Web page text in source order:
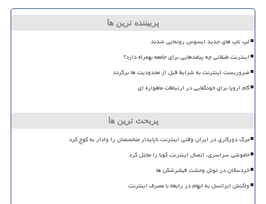
پربیننده ترین ها
لپ تاپ های جدید ایسوس رونمایی شدند
اینترنت طبقاتی چه پیامدهایی برای جامعه بهمراه دارد؟
ضروریست اینترنت به شرایط قبل از محدودیت ها برگردد
گام اروپا برای خودکفایی در ارتباطات ماهواره ای
پربحث ترین ها
مرگ دورکاری در ایران وقتی اینترنت ناپایدار متخصصان را وادار به کوچ کرد
خاموشی سراسری، اتصال اینترنت کوبا را مختل کرد
خردسالان در تونل وحشت فیلترشکن ها
واکنش ایرانسل به ابهام در رابطه با مصرف اینترنت